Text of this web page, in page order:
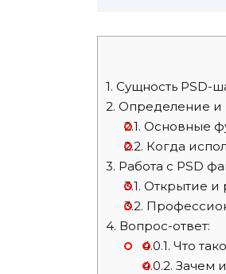
1. Сущность PSD-
2. Определение и
2.1. Основные
2.2. Когда
3. Работа с PSD
3.1. Открытие и
3.2.
4. Вопрос-ответ:
4.0.1. Что
4.0.2. Зачем